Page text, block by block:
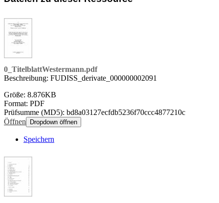
0_TitelblattWestermann.pdf
Beschreibung: FUDISS_derivate_000000002091
Größe: 8.876KB
Format: PDF
Prüfsumme (MD5): bd8a03127ecfdb5236f70ccc4877210c
Öffnen
Dropdown öffnen
Speichern